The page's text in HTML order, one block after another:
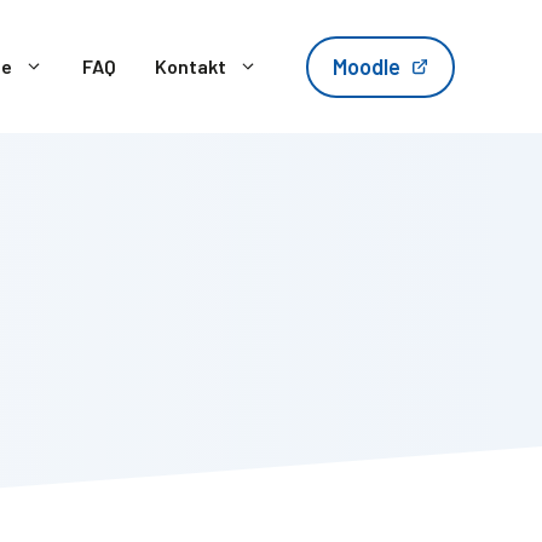
FAQ Kontakt Moodle